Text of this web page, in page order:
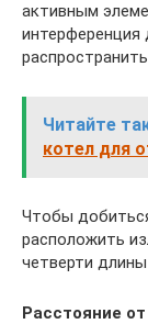
активным
Читайте
котел для
Чтобы
расположить
четверти
Расстояние